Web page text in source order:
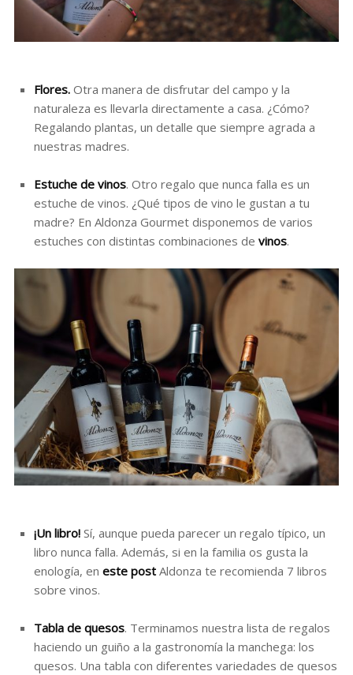
Flores.Otra manera de disfrutar del campo y la
naturaleza es llevarla directamente a casa. ¿Cómo?
Regalando plantas, un detalle que siempre agrada a
nuestras madres.
Estuche de vinos. Otro regalo que nunca falla es un
estuche de vinos. ¿Qué tipos de vino le gustan a tu
madre? En Aldonza Gourmet disponemos de varios
estuches con distintas combinaciones de vinos.
¡Un libro! Sí, aunque pueda parecer un regalo típico, un
libro nunca falla. Además, si en la familia os gusta la
enología, en este post Aldonza te recomienda 7 libros
sobre vinos.
Tabla de quesos. Terminamos nuestra lista de regalos
haciendo un guiño a la gastronomía la manchega: los
quesos. Una tabla con diferentes variedades de quesos